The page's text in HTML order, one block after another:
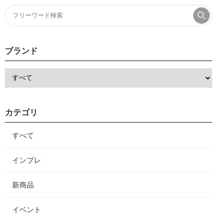
ブランド
カテゴリ
すべて
インプレ
新商品
イベント